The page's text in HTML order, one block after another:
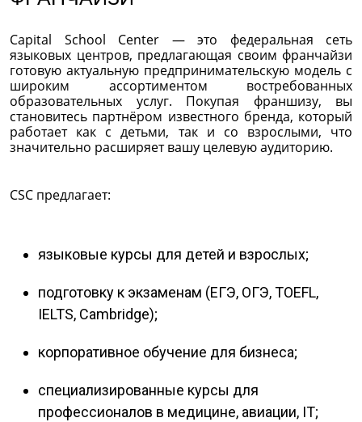
Capital School Center — это федеральная сеть
языковых центров, предлагающая своим франчайзи
готовую актуальную предпринимательскую модель с
широким ассортиментом востребованных
образовательных услуг. Покупая франшизу, вы
становитесь партнёром известного бренда, который
работает как с детьми, так и со взрослыми, что
значительно расширяет вашу целевую аудиторию.
CSC предлагает:
языковые курсы для детей и взрослых;
подготовку к экзаменам (ЕГЭ, ОГЭ, TOEFL,
IELTS, Cambridge);
корпоративное обучение для бизнеса;
специализированные курсы для
профессионалов в медицине, авиации, IT;